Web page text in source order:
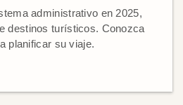
administrativo en 2025,
destinos turísticos. Conozca
planificar su viaje.